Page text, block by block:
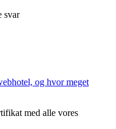
svar
og hvor meget
med alle vores